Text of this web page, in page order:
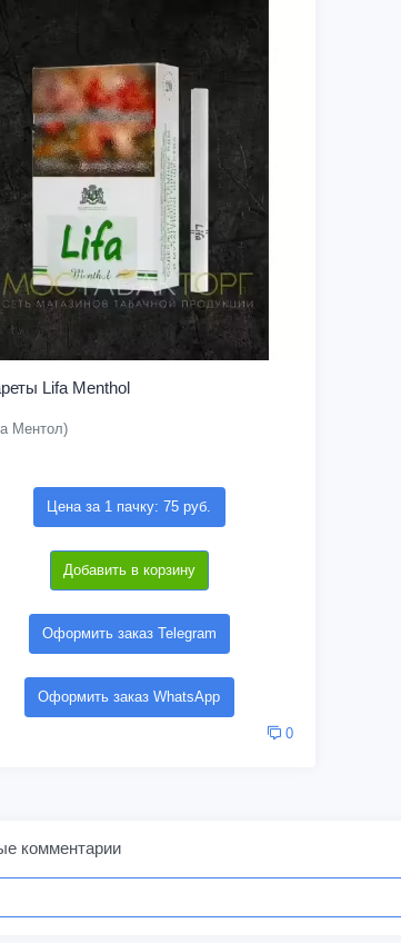
Lifa Menthol
Ментол)
Цена за 1 пачку: 75 руб.
Добавить в корзину
Оформить заказ Telegram
Оформить заказ WhatsApp
0
комментарии